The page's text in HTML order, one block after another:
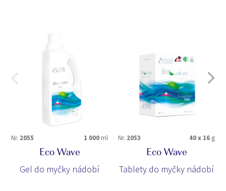
Nr. 2055 1 000 ml
Eco Wave
Gel do myčky nádobí
Nr. 2053 40 x 16 g
Eco Wave
Tablety do myčky nádobí